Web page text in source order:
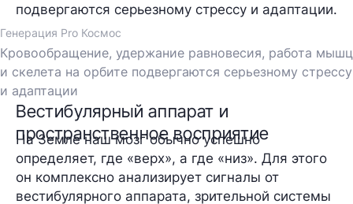
подвергаются серьезному стрессу и адаптации.
Генерация Pro Космос
Кровообращение, удержание равновесия, работа мышц
и скелета на орбите подвергаются серьезному стрессу
и адаптации
Вестибулярный аппарат и
пространственное восприятие
На Земле наш мозг обычно успешно
определяет, где «верх», а где «низ». Для этого
он комплексно анализирует сигналы от
вестибулярного аппарата, зрительной системы